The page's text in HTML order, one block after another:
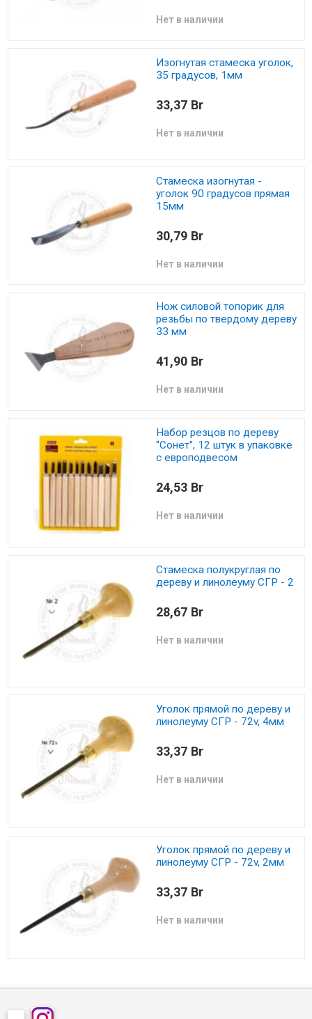
Нет в наличии
Изогнутая стамеска уголок,
35 градусов, 1мм
33,37 Br
Нет в наличии
Стамеска изогнутая -
уголок 90 градусов прямая
15мм
30,79 Br
Нет в наличии
Нож силовой топорик для
резьбы по твердому дереву
33 мм
41,90 Br
Нет в наличии
Набор резцов по дереву
"Сонет", 12 штук в упаковке
с европодвесом
24,53 Br
Нет в наличии
Стамеска полукруглая по
дереву и линолеуму СГР - 2
28,67 Br
Нет в наличии
Уголок прямой по дереву и
линолеуму СГР - 72v, 4мм
33,37 Br
Нет в наличии
Уголок прямой по дереву и
линолеуму СГР - 72v, 2мм
33,37 Br
Нет в наличии